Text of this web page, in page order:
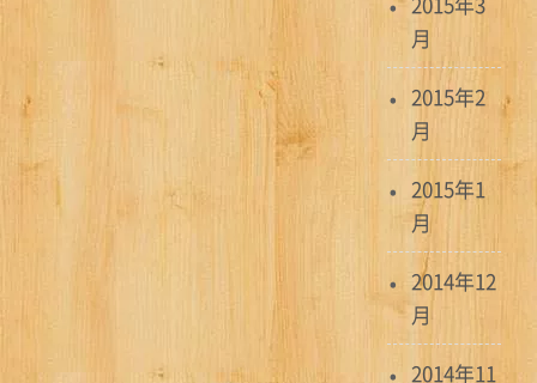
月
2015年2
月
2015年1
月
2014年12
月
2014年11